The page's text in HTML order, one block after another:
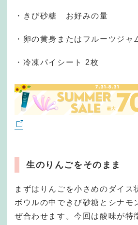
・きび砂糖 お好みの量
・卵の黄身またはフルーツジ
・冷凍パイシート 2枚
生のりんごをそのまま
まずはりんごを小さめのダイス
ボウルの中できび砂糖とシナモ
ぜ合わせます。今回は酸味が特